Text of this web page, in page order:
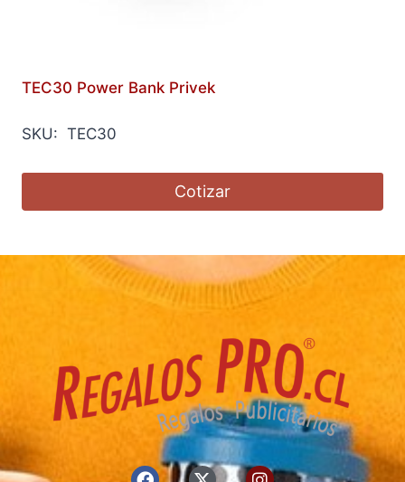
TEC30 Power Bank Privek
SKU: TEC30
Cotizar